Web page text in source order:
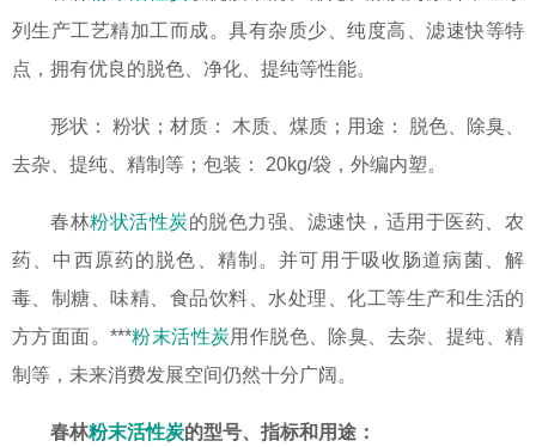
列生产工艺精加工而成。具有杂质少、纯度高、滤速快等特
点，拥有优良的脱色、净化、提纯等性能。
形状： 粉状；材质： 木质、煤质；用途： 脱色、除臭、
去杂、提纯、精制等；包装： 20kg/袋，外编内塑。
春林粉状活性炭的脱色力强、滤速快，适用于医药、农
药、中西原药的脱色、精制。并可用于吸收肠道病菌、解
毒、制糖、味精、食品饮料、水处理、化工等生产和生活的
方方面面。***粉末活性炭用作脱色、除臭、去杂、提纯、精
制等，未来消费发展空间仍然十分广阔。
春林粉末活性炭的型号、指标和用途：